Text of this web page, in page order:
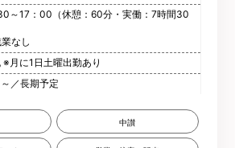
～17：00（休憩：60分・実働：7時間30
なし
※月に1日土曜出勤あり
／長期予定
中讃